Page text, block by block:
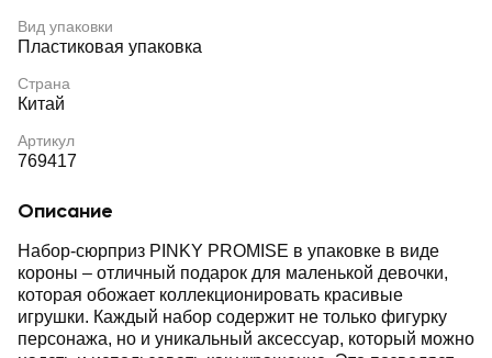
Вид упаковки
Пластиковая упаковка
Страна
Китай
Артикул
769417
Описание
Набор-сюрприз PINKY PROMISE в упаковке в виде
короны – отличный подарок для маленькой девочки,
которая обожает коллекционировать красивые
игрушки. Каждый набор содержит не только фигурку
персонажа, но и уникальный аксессуар, который можно